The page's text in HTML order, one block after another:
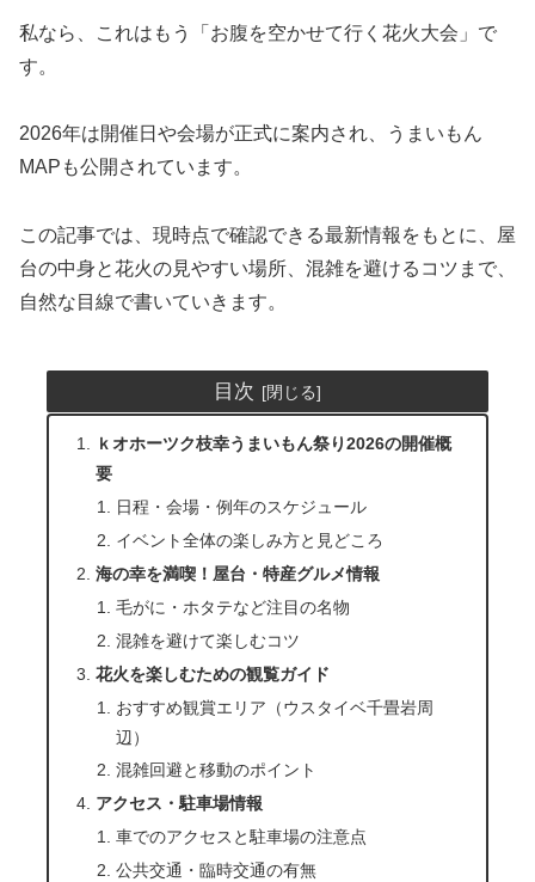
私なら、これはもう「お腹を空かせて行く花火大会」で
す。
2026年は開催日や会場が正式に案内され、うまいもん
MAPも公開されています。
この記事では、現時点で確認できる最新情報をもとに、屋
台の中身と花火の見やすい場所、混雑を避けるコツまで、
自然な目線で書いていきます。
目次
ｋオホーツク枝幸うまいもん祭り2026の開催概
要
日程・会場・例年のスケジュール
イベント全体の楽しみ方と見どころ
海の幸を満喫！屋台・特産グルメ情報
毛がに・ホタテなど注目の名物
混雑を避けて楽しむコツ
花火を楽しむための観覧ガイド
おすすめ観賞エリア（ウスタイベ千畳岩周
辺）
混雑回避と移動のポイント
アクセス・駐車場情報
車でのアクセスと駐車場の注意点
公共交通・臨時交通の有無